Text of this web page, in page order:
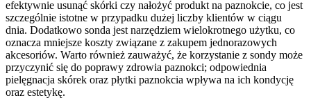
efektywnie usunąć skórki czy nałożyć produkt na paznokcie, co jest
szczególnie istotne w przypadku dużej liczby klientów w ciągu
dnia. Dodatkowo sonda jest narzędziem wielokrotnego użytku, co
oznacza mniejsze koszty związane z zakupem jednorazowych
akcesoriów. Warto również zauważyć, że korzystanie z sondy może
przyczynić się do poprawy zdrowia paznokci; odpowiednia
pielęgnacja skórek oraz płytki paznokcia wpływa na ich kondycję
oraz estetykę.